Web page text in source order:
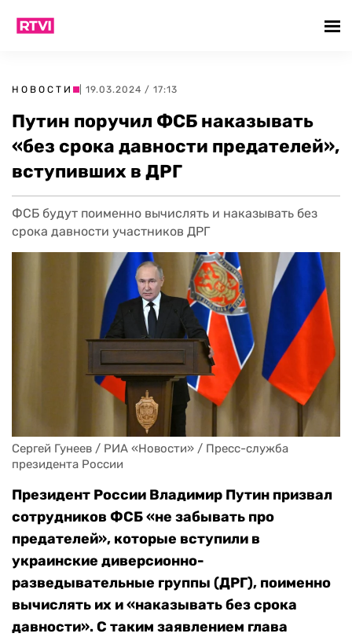
НОВОСТИ | 19.03.2024 / 17:13
Путин поручил ФСБ наказывать
«без срока давности предателей»,
вступивших в ДРГ
ФСБ будут поименно вычислять и наказывать без
срока давности участников ДРГ
Сергей Гунеев / РИА «Новости» / Пресс-служба
президента России
Президент России Владимир Путин призвал
сотрудников ФСБ «не забывать про
предателей», которые вступили в
украинские диверсионно-
разведывательные группы (ДРГ), поименно
вычислять их и «наказывать без срока
давности». С таким заявлением глава